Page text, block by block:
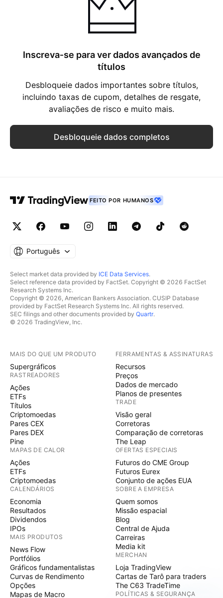
Inscreva‑se para ver dados avançados de
títulos
Desbloqueie dados importantes sobre títulos,
incluindo taxas de cupom, detalhes de resgate,
avaliações de risco e muito mais.
Desbloqueie dados completos
FEITO POR HUMANOS
Português
Select market data provided by ICE Data Services.
Select reference data provided by FactSet. Copyright © 2026 FactSet
Research Systems Inc.
Copyright © 2026, American Bankers Association. CUSIP Database
provided by FactSet Research Systems Inc. All rights reserved.
SEC filings and other documents provided by Quartr.
© 2026 TradingView, Inc.
MAIS DO QUE UM PRODUTO
Supergráficos
RASTREADORES
Ações
ETFs
Títulos
Criptomoedas
Pares CEX
Pares DEX
Pine
MAPAS DE CALOR
Ações
ETFs
Criptomoedas
CALENDÁRIOS
Economia
Resultados
Dividendos
IPOs
MAIS PRODUTOS
News Flow
Portfólios
Gráficos fundamentalistas
Curvas de Rendimento
Opções
Mapas de Macro
FERRAMENTAS & ASSINATURAS
Recursos
Preços
Dados de mercado
Planos de presentes
TRADE
Visão geral
Corretoras
Comparação de corretoras
The Leap
OFERTAS ESPECIAIS
Futuros do CME Group
Futuros Eurex
Conjunto de ações EUA
SOBRE A EMPRESA
Quem somos
Missão espacial
Blog
Central de Ajuda
Carreiras
Media kit
MERCHAN
Loja TradingView
Cartas de Tarô para traders
The C63 TradeTime
POLÍTICAS & SEGURANÇA